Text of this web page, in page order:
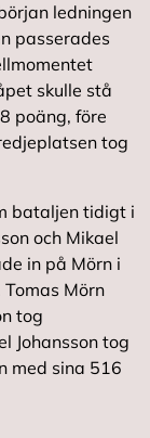
ledningen
passerades
skulle stå
poäng, före
tog
bataljen tidigt i
och Mikael
in på Mörn i
Mörn
tog
Johansson tog
med sina 516